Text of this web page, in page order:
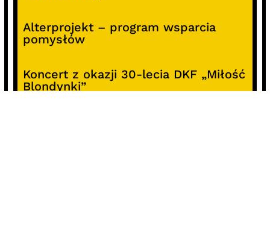
Alterprojekt – program wsparcia
pomysłów
Koncert z okazji 30-lecia DKF „Miłość
Blondynki”